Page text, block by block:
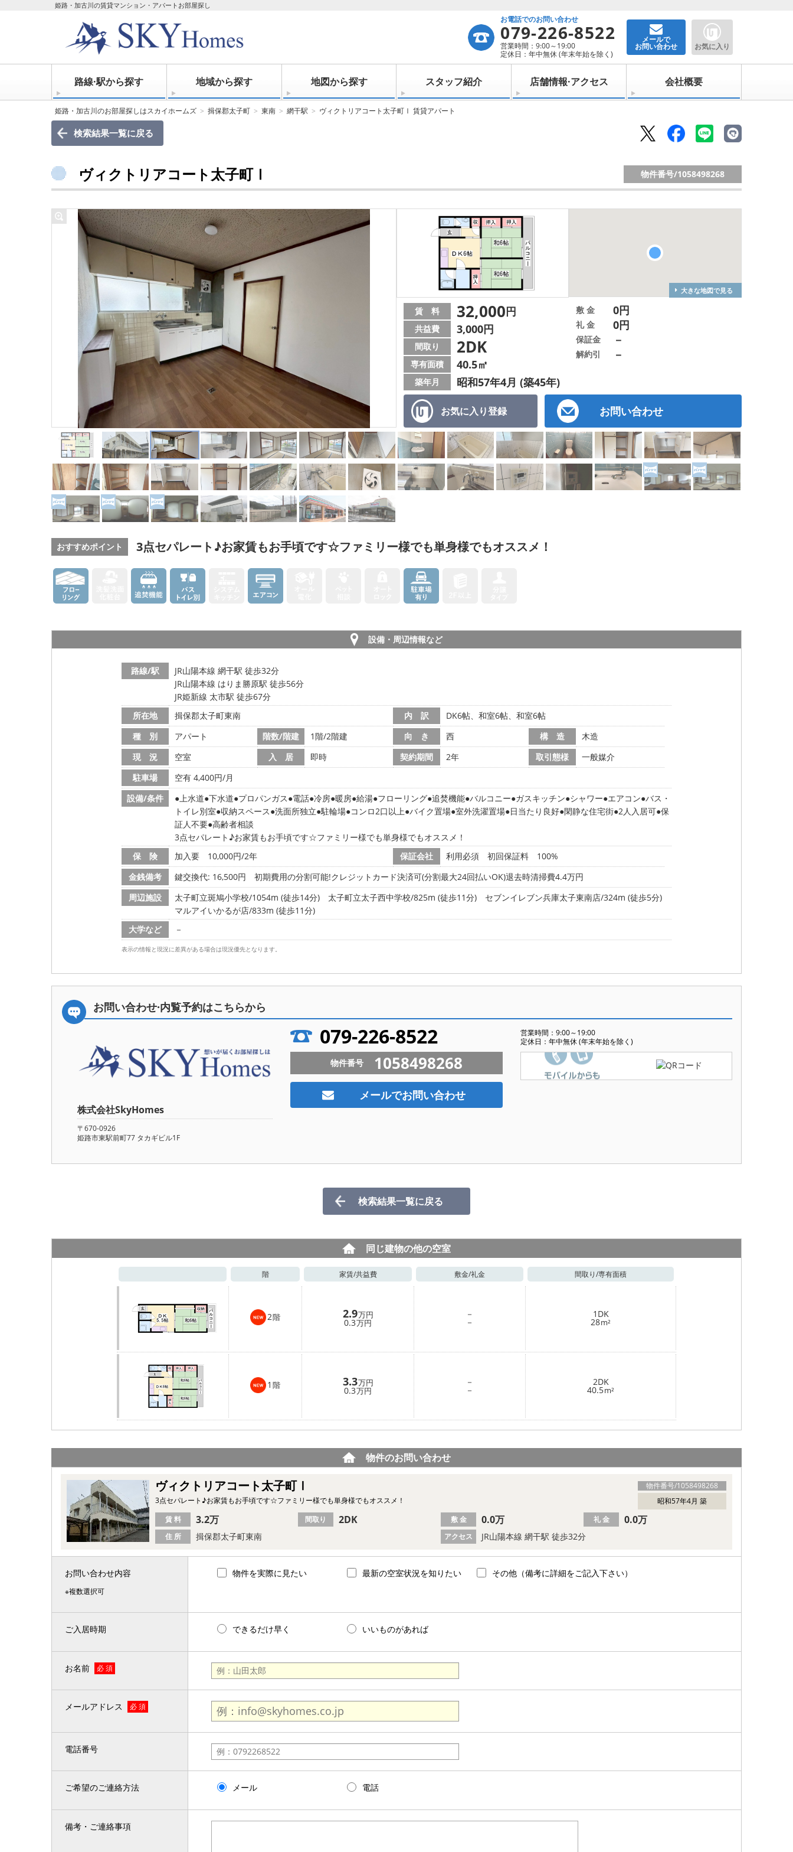
姫路・加古川の賃貸マンション・アパートお部屋探し
お電話でのお問い合わせ
079-226-8522
営業時間：9:00～19:00
定休日：年中無休 (年末年始を除く)
メールで
お問い合わせ お気に入り
路線·駅から探す 地域から探す 地図から探す スタッフ紹介 店舗情報·アクセス 会社概要
姫路・加古川のお部屋探しはスカイホームズ 揖保郡太子町 東南 網干駅 ヴィクトリアコート太子町Ⅰ 賃貸アパート
検索結果一覧に戻る
ヴィクトリアコート太子町Ⅰ 物件番号/1058498268
大きな地図で見る
お気に入り登録 お問い合わせ
賃 料 32,000円
共益費 3,000円
間取り 2DK
専有面積 40.5㎡
築年月 昭和57年4月 (築45年)
敷 金 0円
礼 金 0円
保証金 －
解約引 －
おすすめポイント 3点セパレート♪お家賃もお手頃です☆ファミリー様でも単身様でもオススメ！
設備・周辺情報など
路線/駅
JR山陽本線 網干駅 徒歩32分
JR山陽本線 はりま勝原駅 徒歩56分
JR姫新線 太市駅 徒歩67分
所在地
揖保郡太子町東南 内 訳
DK6帖、和室6帖、和室6帖
種 別
アパート 階数/階建 1階/2階建 向 き 西 構 造
木造
現 況
空室 入 居 即時 契約期間 2年 取引態様
一般媒介
駐車場
空有 4,400円/月
設備/条件
上水道 下水道 プロパンガス 電話 冷房 暖房 給湯 フローリング 追焚機能 バルコニー ガスキッチン シャワー エアコン バス・
トイレ別室 収納スペース 洗面所独立 駐輪場 コンロ2口以上 バイク置場 室外洗濯置場 日当たり良好 閑静な住宅街 2人入居可 保
証人不要 高齢者相談
3点セパレート♪お家賃もお手頃です☆ファミリー様でも単身様でもオススメ！
保 険
加入要 10,000円/2年 保証会社
利用必須 初回保証料 100%
金銭備考
鍵交換代: 16,500円
初期費用の分割可能!クレジットカード決済可(分割最大24回払いOK)退去時清掃費4.4万円
周辺施設
太子町立斑鳩小学校/1054m (徒歩14分) 太子町立太子西中学校/825m (徒歩11分)
セブンイレブン兵庫太子東南店/324m (徒歩5分)
マルアイいかるが店/833m (徒歩11分)
大学など
－
表示の情報と現況に差異がある場合は現況優先となります。
お問い合わせ·内覧予約はこちらから
株式会社SkyHomes
〒670-0926
姫路市東駅前町77 タカギビル1F
079-226-8522
営業時間：9:00～19:00
定休日：年中無休 (年末年始を除く)
物件番号 1058498268
メールでお問い合わせ
検索結果一覧に戻る
同じ建物の他の空室
階 家賃/共益費 敷金/礼金 間取り/専有面積
2階 2.9万円
0.3万円
－
－
1DK
28m²
1 階 3.3万円
0.3万円
－
－
2DK
40.5m²
物件のお問い合わせ
物件番号/1058498268
ヴィクトリアコート太子町Ⅰ
昭和57年4月 築
3点セパレート♪お家賃もお手頃です☆ファミリー様でも単身様でもオススメ！
住 所 揖保郡太子町東南 アクセス JR山陽本線 網干駅 徒歩32分
賃 料 3.2万 間取り 2DK 敷 金 0.0万 礼 金 0.0万
お問い合わせ内容
※複数選択可
物件を実際に見たい 最新の空室状況を知りたい その他（備考に詳細をご記入下さい）
ご入居時期 できるだけ早く いいものがあれば
お名前 必 須
メールアドレス 必 須
電話番号
ご希望のご連絡方法 メール 電話
備考・ご連絡事項